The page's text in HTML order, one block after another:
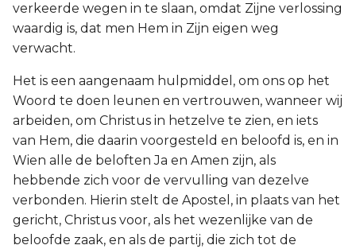
verkeerde wegen in te slaan, omdat Zijne verlossing
waardig is, dat men Hem in Zijn eigen weg
verwacht.
Het is een aangenaam hulpmiddel, om ons op het
Woord te doen leunen en vertrouwen, wanneer wij
arbeiden, om Christus in hetzelve te zien, en iets
van Hem, die daarin voorgesteld en beloofd is, en in
Wien alle de beloften Ja en Amen zijn, als
hebbende zich voor de vervulling van dezelve
verbonden. Hierin stelt de Apostel, in plaats van het
gericht, Christus voor, als het wezenlijke van de
beloofde zaak, en als de partij, die zich tot de